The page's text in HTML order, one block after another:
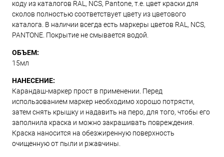
коду из каталогов RAL, NCS, Pantone, т.е. цвет краски для
сколов полностью соответствует цвету из цветового
каталога. В наличии всегда есть маркеры цветов RAL, NCS,
PANTONE. Покрытие не смывается водой.
ОБЪЕМ:
15мл
НАНЕСЕНИЕ:
Карандаш-маркер прост в применении. Перед
использованием маркер необходимо хорошо потрясти,
затем снять крышку и надавить на перо, для того, чтобы его
заполнила краска и можно закрашивать повреждения.
Краска наносится на обезжиренную поверхность
очищенную от пыли и ржавчины.